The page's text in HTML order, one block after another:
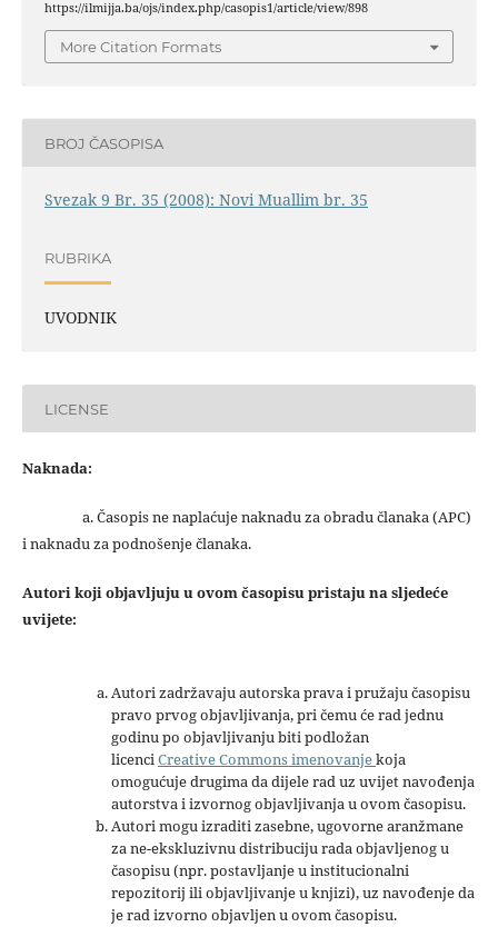
https://ilmijja.ba/ojs/index.php/casopis1/article/view/898
More Citation Formats
BROJ ČASOPISA
Svezak 9 Br. 35 (2008): Novi Muallim br. 35
RUBRIKA
UVODNIK
LICENSE
Naknada:
a. Časopis ne naplaćuje naknadu za obradu članaka (APC)
i naknadu za podnošenje članaka.
Autori koji objavljuju u ovom časopisu pristaju na sljedeće
uvijete:
Autori zadržavaju autorska prava i pružaju časopisu
pravo prvog objavljivanja, pri čemu će rad jednu
godinu po objavljivanju biti podložan
licenciCreative Commons imenovanjekoja
omogućuje drugima da dijele rad uz uvijet navođenja
autorstva i izvornog objavljivanja u ovom časopisu.
Autori mogu izraditi zasebne, ugovorne aranžmane
za ne-ekskluzivnu distribuciju rada objavljenog u
časopisu (npr. postavljanje u institucionalni
repozitorij ili objavljivanje u knjizi), uz navođenje da
je rad izvorno objavljen u ovom časopisu.